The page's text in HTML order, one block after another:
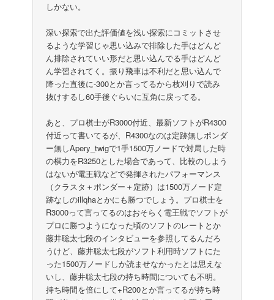
しかない。
深い探索で出た評価値を浅い探索にコミットさせ
るような学習じゃ思い込みで排除した手はどんど
ん排除されていい形だと思い込んでる手はどんど
ん学習されてく。振り飛車は不利だと思い込んで
降った直後に-300とか言ってるから枝刈りで読み
抜けするし60手後ぐらいに互角に戻ってる。
あと、プロ棋士がR3000付近、最新ソフトがR4300
付近って書いてるが、R4300なのは定跡無しポンダ
ー無しApery_twigで1手1500万ノードで対局した時
の棋力をR3250とした場合であって、比較のしよう
はないが電王戦などで発揮されたパフォーマンス
（クラスタ＋ポンダー＋定跡）は1500万ノード定
跡なしのillqhaとかにも勝つでしょう。プロ棋士を
R3000って言ってるのはおそらく電王戦でソフトが
プロに勝つようになった頃のソフトのレートとか
藤井聡太七段のインタビューを参照してるんだろ
うけど、藤井聡太七段がソフト利用時ソフトにた
った1500万ノードしか読ませなかったとは思えな
いし、藤井聡太七段の持ち時間についても不明。
持ち時間を倍にして+R200とか言ってるが持ち時